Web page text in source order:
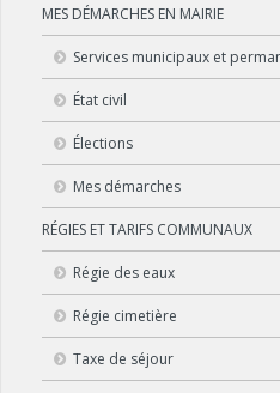
MES DÉMARCHES EN MAIRIE
Services municipaux et
État civil
Élections
Mes démarches
RÉGIES ET TARIFS COMMUNAUX
Régie des eaux
Régie cimetière
Taxe de séjour